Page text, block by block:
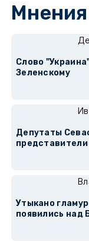
Мнения
Слово
Зеленскому
Депутаты
Утыкано
появились над